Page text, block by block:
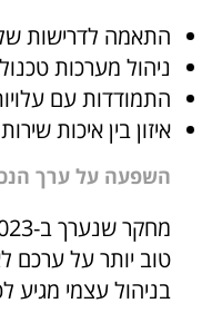
התאמה לדרישות של
ניהול מערכות
התמודדות עם
איזון בין איכות
השפעה על ערך
טוב יותר על ערכם
בניהול עצמי מגיע לכ-8-